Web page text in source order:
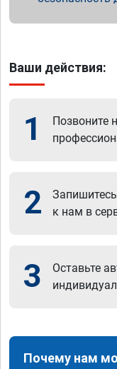
Ваши действия:
1 Позвоните
2
к нам в
3
Оставьте
Почему нам